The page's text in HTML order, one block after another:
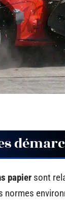
papier sont